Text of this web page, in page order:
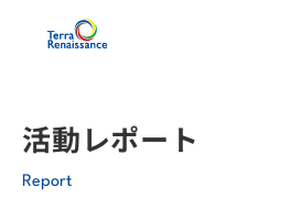
認定NPO法人テ
活動レポート
Report